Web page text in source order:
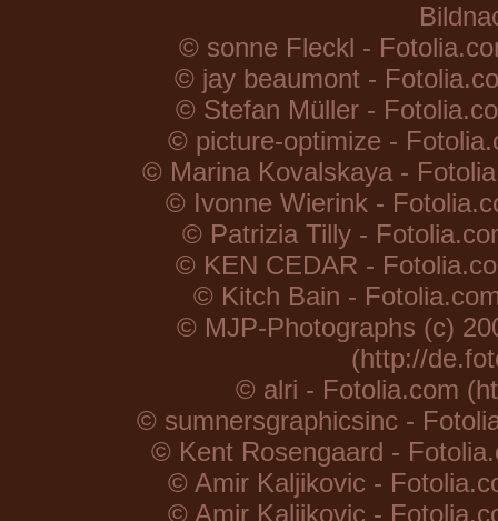
© sonne Fleckl -
© jay beaumont -
© Stefan Müller -
© picture-optimize -
© Marina Kovalskaya -
© Ivonne Wierink -
© Patrizia Tilly -
© KEN CEDAR -
© Kitch Bain -
© MJP-Photographs (c)
(http://
© alri - Fotolia.com
© sumnersgraphicsinc -
© Kent Rosengaard -
© Amir Kaljikovic -
© Amir Kaljikovic -